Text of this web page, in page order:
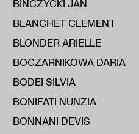
BIŃCZYCKI JAN
BLANCHET CLEMENT
BLONDER ARIELLE
BOCZARNIKOWA DARIA
BODEI SILVIA
BONIFATI NUNZIA
BONNANI DEVIS